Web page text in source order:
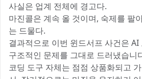
사실은 업계 전체에 경고다.
마진콜은 계속 올 것이며, 숙제를 팔
는 드물다.
결과적으로 이번 윈드서프 사건은
구조적인 문제를 그대로 드러냈습니
코딩 도구 자체는 점점 상품화되고